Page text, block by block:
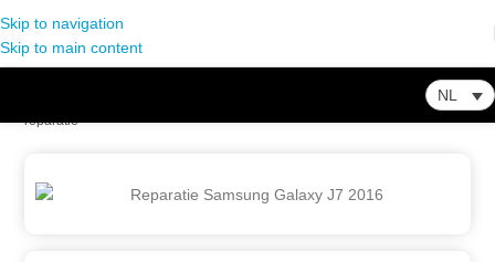
Skip to navigation
Skip to main content
NL
Samsung Galaxy J7 2016
reparatie